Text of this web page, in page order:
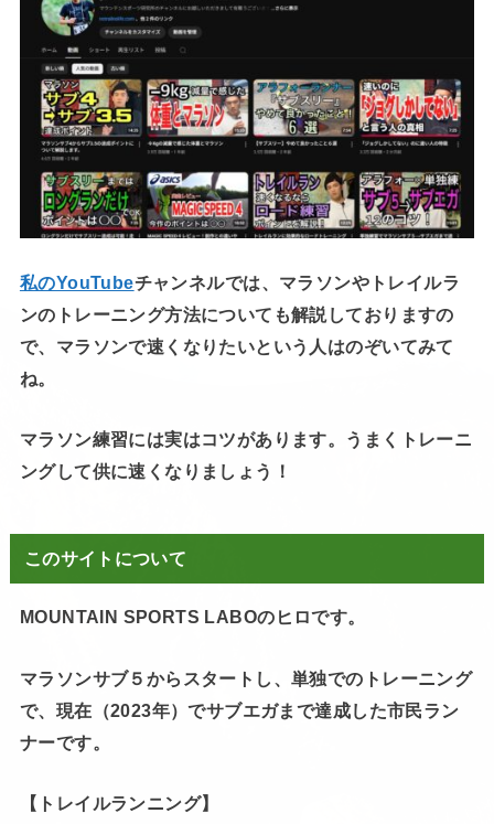
私のYouTubeチャンネルでは、マラソンやトレイルラ
ンのトレーニング方法についても解説しておりますの
で、マラソンで速くなりたいという人はのぞいてみて
ね。
マラソン練習には実はコツがあります。うまくトレーニ
ングして供に速くなりましょう！
このサイトについて
MOUNTAIN SPORTS LABOのヒロです。
マラソンサブ５からスタートし、単独でのトレーニング
で、現在（2023年）でサブエガまで達成した市民ラン
ナーです。
【トレイルランニング】